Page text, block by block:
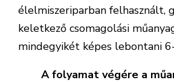
élelmiszeriparban felhasznált,
keletkező csomagolási
mindegyikét képes lebontani
A folyamat végére a